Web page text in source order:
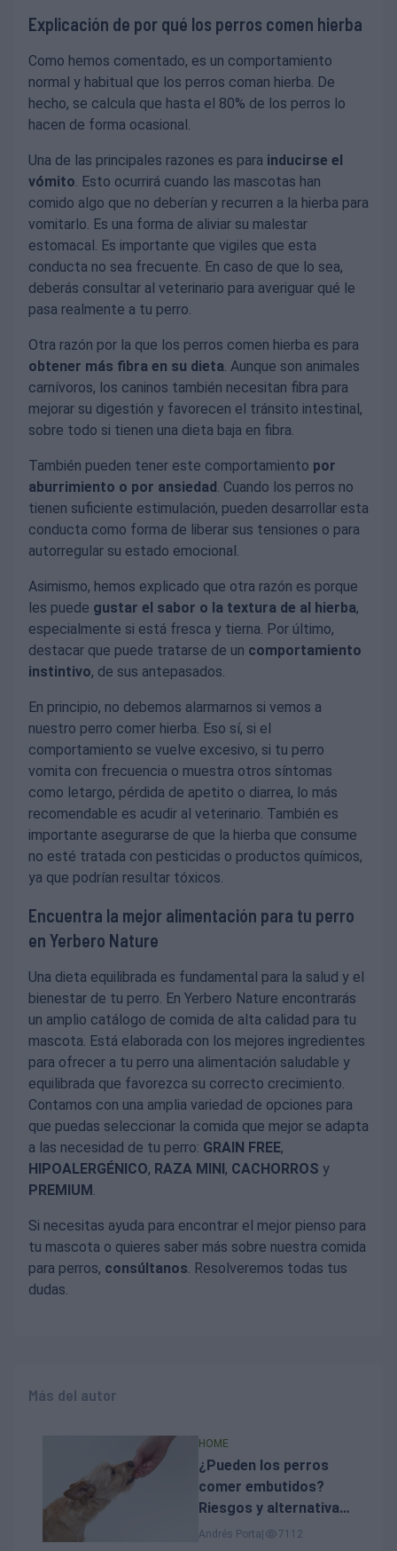
Explicación de por qué los perros comen hierba
Como hemos comentado, es un comportamiento
normal y habitual que los perros coman hierba. De
hecho, se calcula que hasta el 80% de los perros lo
hacen de forma ocasional.
Una de las principales razones es para inducirse el
vómito. Esto ocurrirá cuando las mascotas han
comido algo que no deberían y recurren a la hierba para
vomitarlo. Es una forma de aliviar su malestar
estomacal. Es importante que vigiles que esta
conducta no sea frecuente. En caso de que lo sea,
deberás consultar al veterinario para averiguar qué le
pasa realmente a tu perro.
Otra razón por la que los perros comen hierba es para
obtener más fibra en su dieta. Aunque son animales
carnívoros, los caninos también necesitan fibra para
mejorar su digestión y favorecen el tránsito intestinal,
sobre todo si tienen una dieta baja en fibra.
También pueden tener este comportamiento por
aburrimiento o por ansiedad. Cuando los perros no
tienen suficiente estimulación, pueden desarrollar esta
conducta como forma de liberar sus tensiones o para
autorregular su estado emocional.
Asimismo, hemos explicado que otra razón es porque
les puede gustar el sabor o la textura de al hierba,
especialmente si está fresca y tierna. Por último,
destacar que puede tratarse de un comportamiento
instintivo, de sus antepasados.
En principio, no debemos alarmarnos si vemos a
nuestro perro comer hierba. Eso sí, si el
comportamiento se vuelve excesivo, si tu perro
vomita con frecuencia o muestra otros síntomas
como letargo, pérdida de apetito o diarrea, lo más
recomendable es acudir al veterinario. También es
importante asegurarse de que la hierba que consume
no esté tratada con pesticidas o productos químicos,
ya que podrían resultar tóxicos.
Encuentra la mejor alimentación para tu perro
en Yerbero Nature
Una dieta equilibrada es fundamental para la salud y el
bienestar de tu perro. En Yerbero Nature encontrarás
un amplio catálogo de comida de alta calidad para tu
mascota. Está elaborada con los mejores ingredientes
para ofrecer a tu perro una alimentación saludable y
equilibrada que favorezca su correcto crecimiento.
Contamos con una amplia variedad de opciones para
que puedas seleccionar la comida que mejor se adapta
a las necesidad de tu perro: GRAIN FREE,
HIPOALERGÉNICO, RAZA MINI, CACHORROS y
PREMIUM.
Si necesitas ayuda para encontrar el mejor pienso para
tu mascota o quieres saber más sobre nuestra comida
para perros, consúltanos. Resolveremos todas tus
dudas.
Más del autor
HOME
¿Pueden los perros
comer embutidos?
Riesgos y alternativas
seguras
Andrés Porta 7112